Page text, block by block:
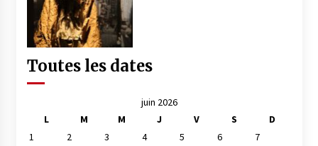
Toutes les dates
juin 2026
L
M M J V S
D
1
2 3 4 5 6
7